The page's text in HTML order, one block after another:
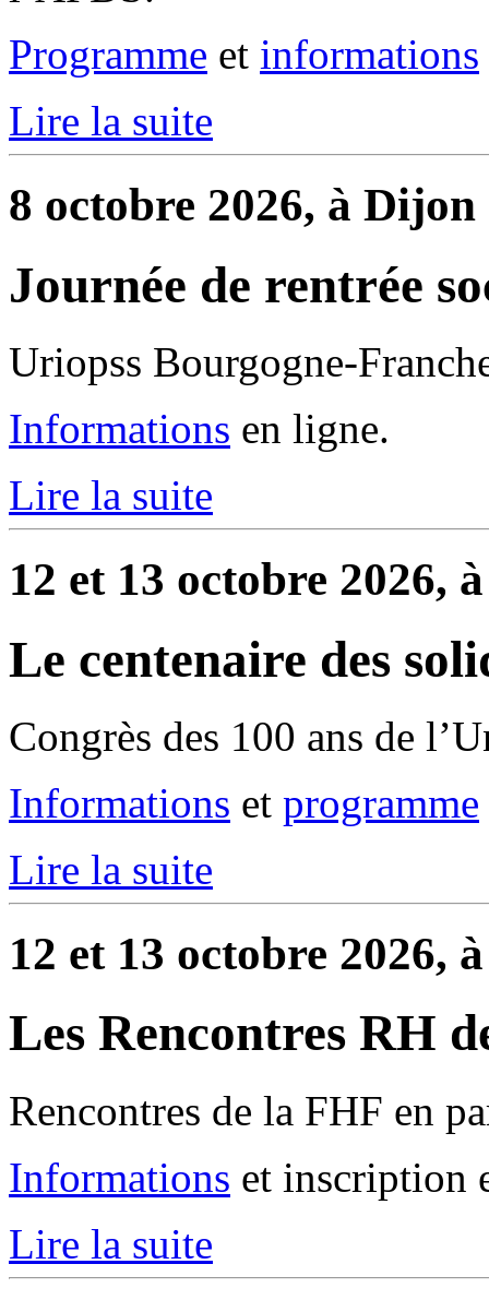
Programme et informations
Lire la suite
8 octobre 2026, à Dijon
Journée de rentrée
Uriopss Bourgogne-
Informations en ligne.
Lire la suite
12 et 13 octobre 2026,
Le centenaire des
Congrès des 100 ans de
Informations et programme
Lire la suite
12 et 13 octobre 2026,
Les Rencontres RH
Rencontres de la FHF en
Informations et inscription
Lire la suite